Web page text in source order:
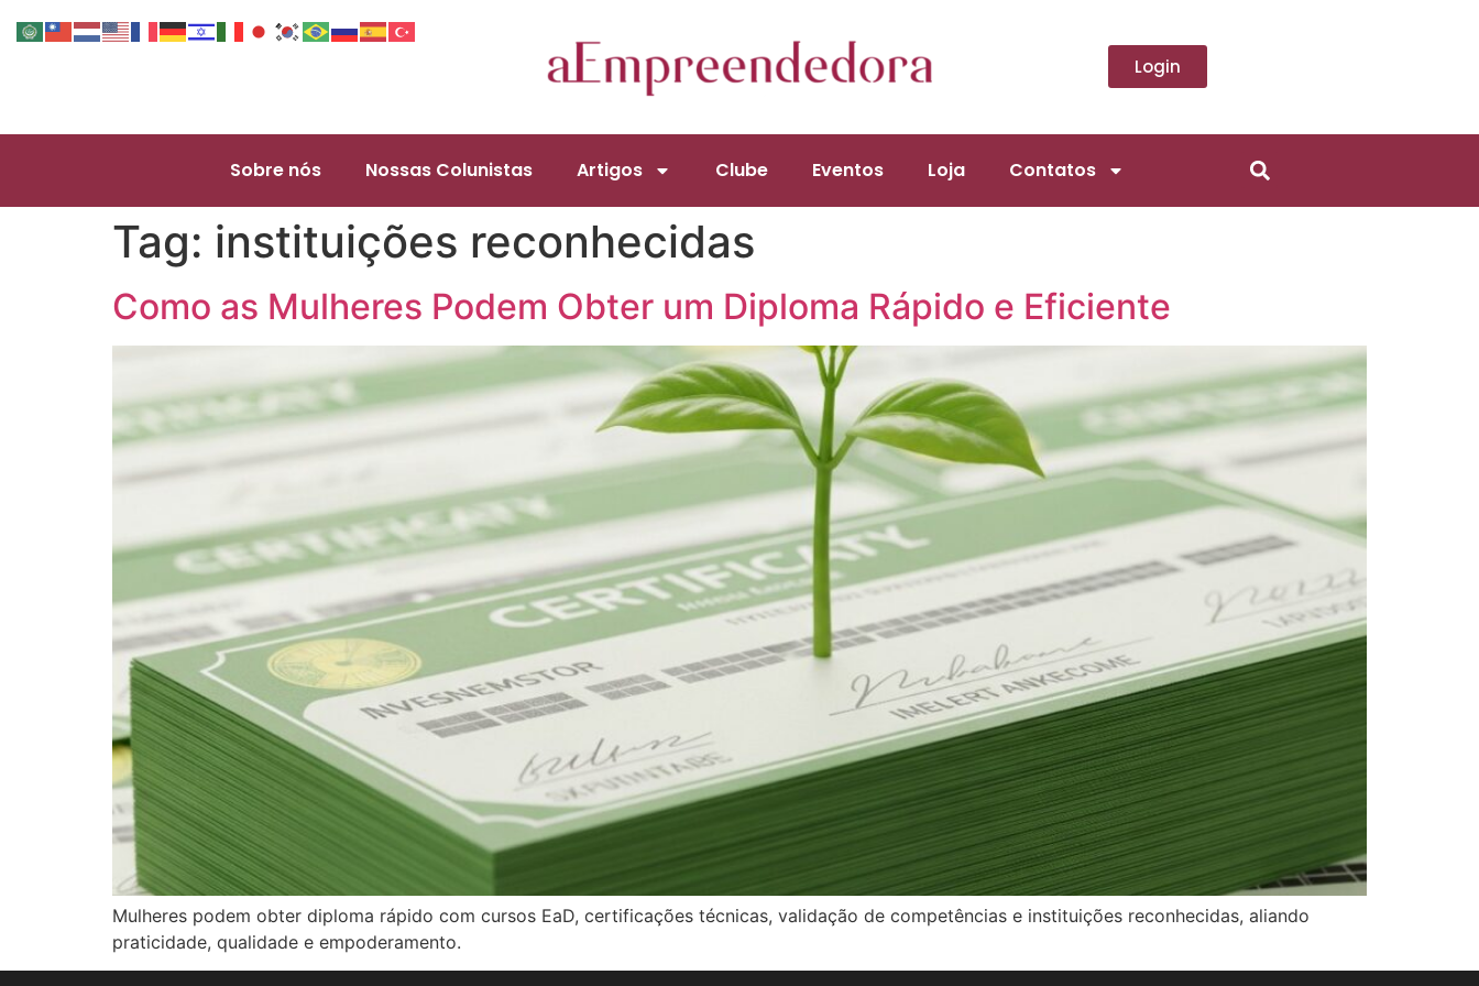
Login
Sobre nós Nossas Colunistas Artigos Clube Eventos Loja Contatos
Tag: instituições reconhecidas
Como as Mulheres Podem Obter um Diploma Rápido e Eficiente
Mulheres podem obter diploma rápido com cursos EaD, certificações técnicas, validação de competências e instituições reconhecidas, aliando
praticidade, qualidade e empoderamento.